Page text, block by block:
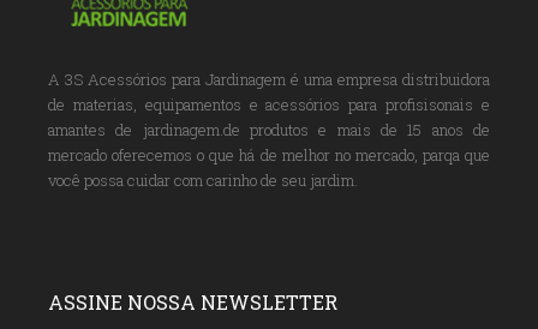
A 3S Acessórios para Jardinagem é uma empresa distribuidora
de materias, equipamentos e acessórios para profisisonais e
amantes de jardinagem.de produtos e mais de 15 anos de
mercado oferecemos o que há de melhor no mercado, parqa que
você possa cuidar com carinho de seu jardim.
ASSINE NOSSA NEWSLETTER